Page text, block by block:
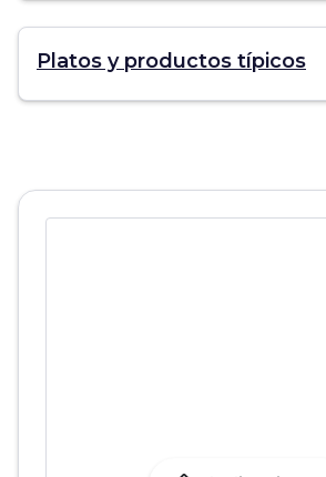
Platos y productos típicos